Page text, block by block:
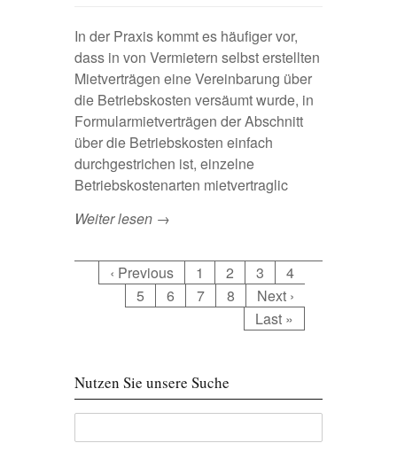
In der Praxis kommt es häufiger vor,
dass in von Vermietern selbst erstellten
Mietverträgen eine Vereinbarung über
die Betriebskosten versäumt wurde, in
Formularmietverträgen der Abschnitt
über die Betriebskosten einfach
durchgestrichen ist, einzelne
Betriebskostenarten mietvertraglic
Weiter lesen →
‹ Previous 1 2 3
4
5
6 7 8
Next ›
Last »
Nutzen Sie unsere Suche